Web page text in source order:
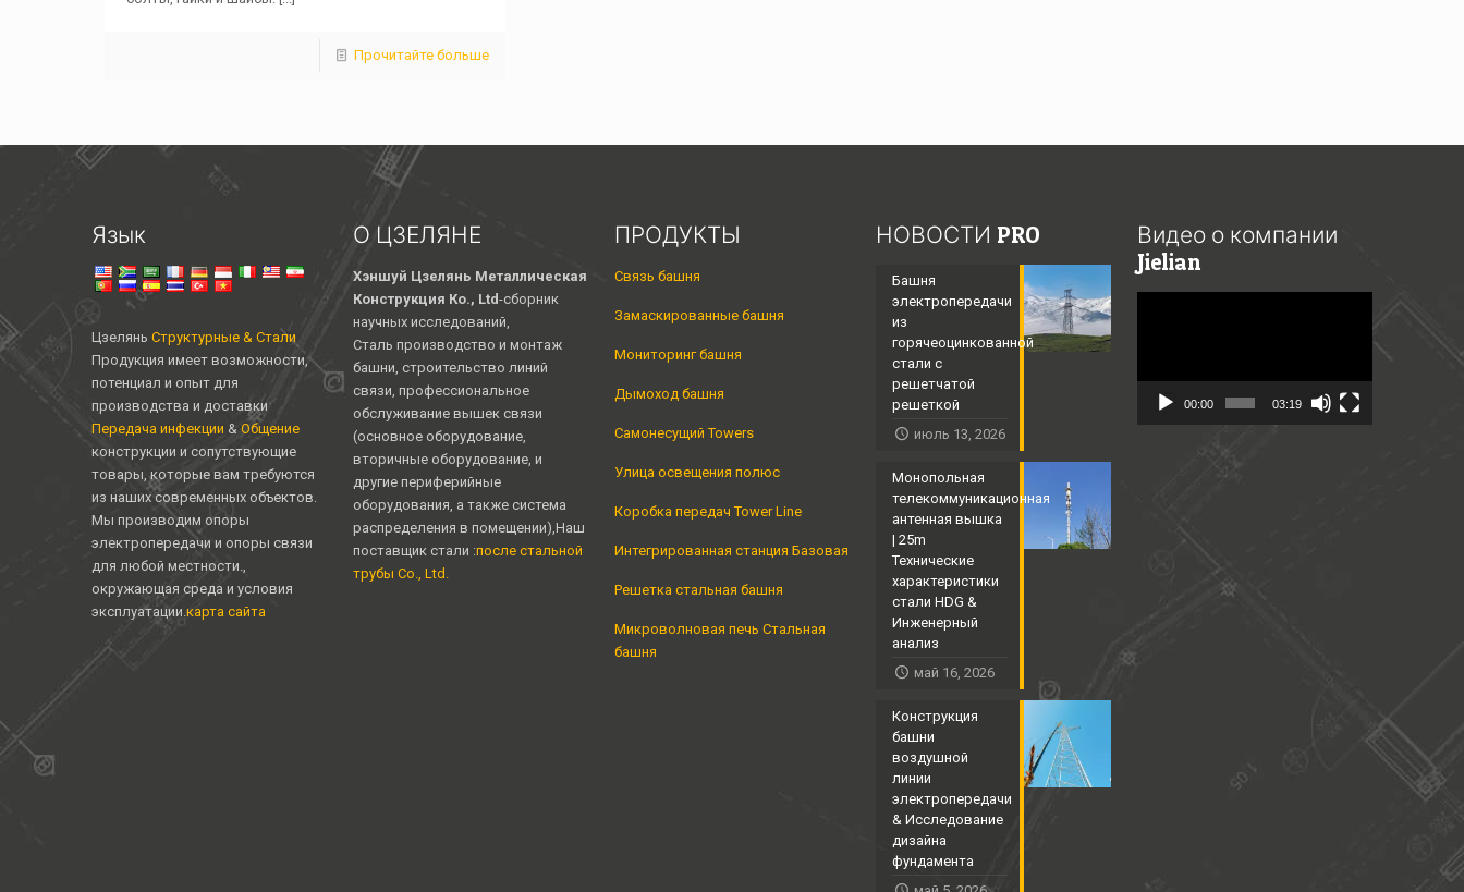
Прочитайте больше
Язык
Цзелянь Структурные & Стали
Продукция имеет возможности,
потенциал и опыт для
производства и доставки
Передача инфекции & Общение
конструкции и сопутствующие
товары, которые вам требуются
из наших современных объектов.
Мы производим опоры
электропередачи и опоры связи
для любой местности.,
окружающая среда и условия
эксплуатации.карта сайта
О ЦЗЕЛЯНЕ
Хэншуй Цзелянь Металлическая
Конструкция Ко., Ltd-сборник
научных исследований,
Сталь производство и монтаж
башни, строительство линий
связи, профессиональное
обслуживание вышек связи
(основное оборудование,
вторичные оборудование, и
другие периферийные
оборудования, а также система
распределения в помещении),Наш
поставщик стали :после стальной
трубы Co., Ltd.
ПРОДУКТЫ
Связь башня
Замаскированные башня
Мониторинг башня
Дымоход башня
Самонесущий Towers
Улица освещения полюс
Коробка передач Tower Line
Интегрированная станция Базовая
Решетка стальная башня
Микроволновая печь Стальная
башня
НОВОСТИ PRO
Башня
электропередачи
из
горячеоцинкованной
стали с
решетчатой ​​
решеткой
июль 13, 2026
Монопольная
телекоммуникационная
антенная вышка
| 25m
Технические
характеристики
стали HDG &
Инженерный
анализ
май 16, 2026
Конструкция
башни
воздушной
линии
электропередачи
& Исследование
дизайна
фундамента
Видео о компании
Jielian
00:00 03:19